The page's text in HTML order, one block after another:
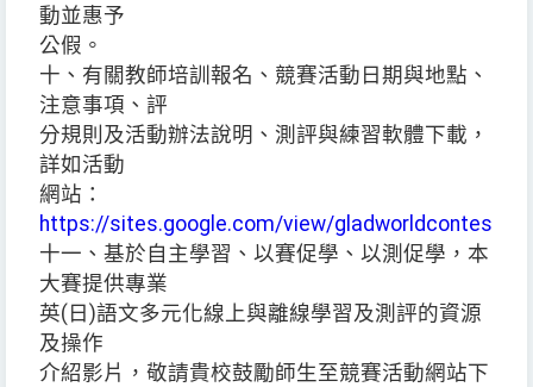
動並惠予
公假。
十、有關教師培訓報名、競賽活動日期與地點、
注意事項、評
分規則及活動辦法說明、測評與練習軟體下載，
詳如活動
網站：
https://sites.google.com/view/gladworldcontest
十一、基於自主學習、以賽促學、以測促學，本
大賽提供專業
英(日)語文多元化線上與離線學習及測評的資源
及操作
介紹影片，敬請貴校鼓勵師生至競賽活動網站下